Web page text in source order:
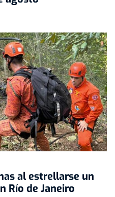
al estrellarse un
Río de Janeiro